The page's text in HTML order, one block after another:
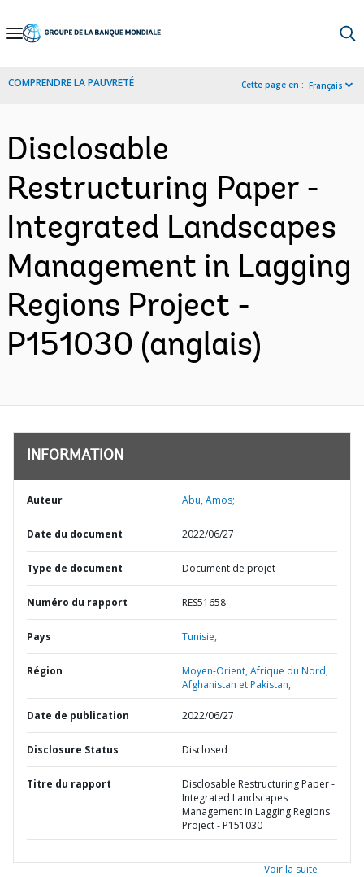
Skip
Navigation
COMPRENDRE LA PAUVRETÉ Cette page en : Français
Disclosable
Restructuring Paper -
Integrated Landscapes
Management in Lagging
Regions Project -
P151030 (anglais)
INFORMATION
Auteur Abu, Amos;
Date du document 2022/06/27
Type de document Document de projet
Numéro du rapport RES51658
Pays Tunisie,
Région
Moyen-Orient, Afrique du Nord,
Afghanistan et Pakistan,
Date de publication 2022/06/27
Disclosure Status Disclosed
Titre du rapport
Disclosable Restructuring Paper -
Integrated Landscapes
Management in Lagging Regions
Project - P151030
Voir la suite